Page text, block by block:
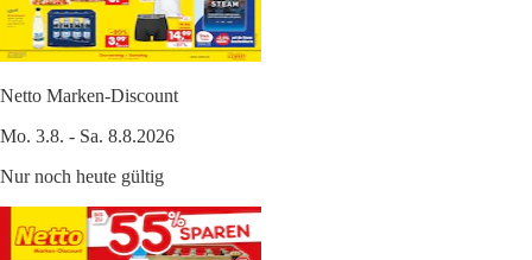
Netto Marken-Discount
Mo. 3.8. - Sa. 8.8.2026
Nur noch heute gültig